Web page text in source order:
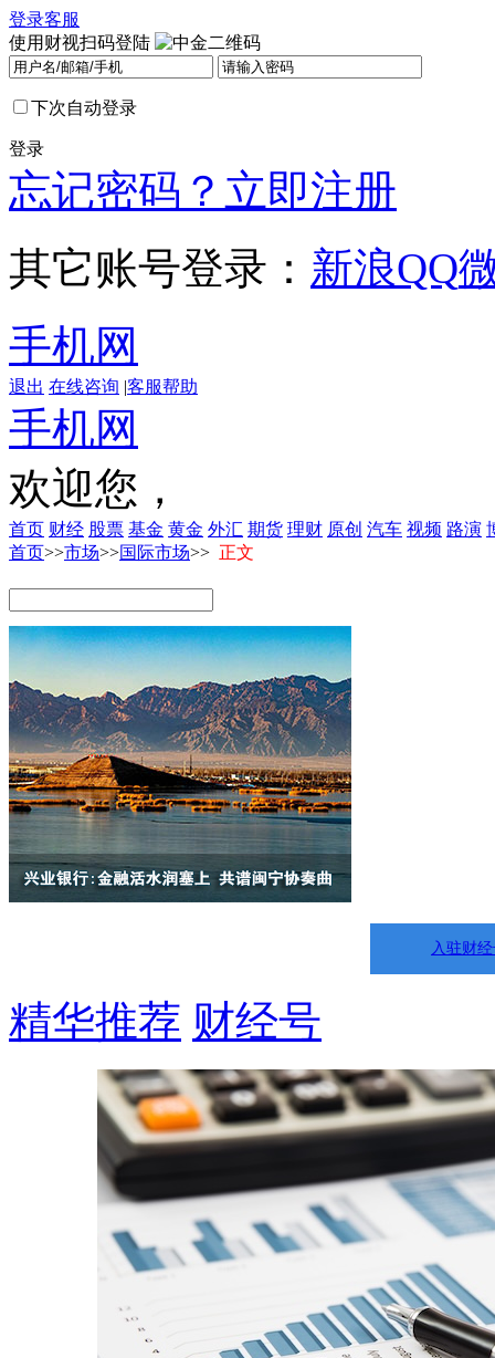
登录客服
使用财视扫码登陆
下次自动登录
登录
忘记密码？ 立即注册
其它账号登录： 新浪QQ
手机网
退出 在线咨询 |客服帮助
手机网
欢迎您，
首页 财经 股票 基金 黄金 外汇 期货 理财 原创 汽车 视频 路演
首页>>市场>>国际市场>> 正文
入驻财
精华推荐 财经号